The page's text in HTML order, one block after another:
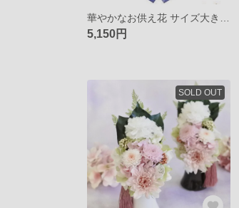
5,150円
SOLD OUT